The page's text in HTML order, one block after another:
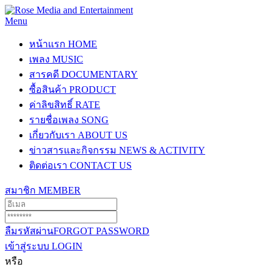
Menu
หน้าแรก HOME
เพลง MUSIC
สารคดี DOCUMENTARY
ซื้อสินค้า PRODUCT
ค่าลิขสิทธิ์ RATE
รายชื่อเพลง SONG
เกี่ยวกับเรา ABOUT US
ข่าวสารและกิจกรรม NEWS & ACTIVITY
ติดต่อเรา CONTACT US
สมาชิก MEMBER
ลืมรหัสผ่านFORGOT PASSWORD
เข้าสู่ระบบ LOGIN
หรือ